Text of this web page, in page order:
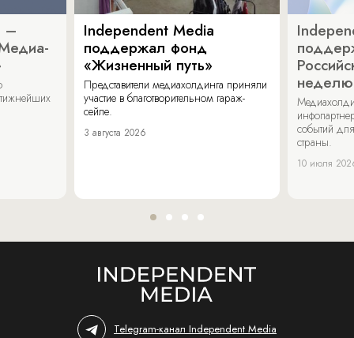
–
Independent Media
поддержал фонд
«Жизненный путь»
Представители медиахолдинга приняли
участие в благотворительном гараж-
сейле.
3 августа 2026
неделю
событий
страны.
10 июля
Telegram-канал Independent Media